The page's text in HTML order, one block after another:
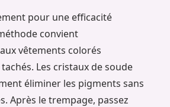
pour une efficacité
convient
vêtements colorés
Les cristaux de soude
éliminer les pigments sans
Après le trempage, passez